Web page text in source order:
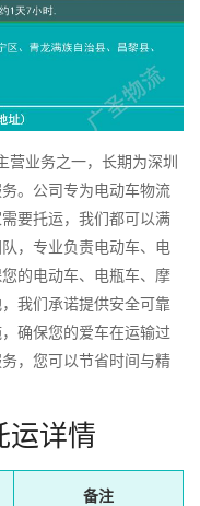
业务之一，长期为深圳
。公司专为电动车物流
要托运，我们都可以满
，专业负责电动车、电
的电动车、电瓶车、摩
我们承诺提供安全可靠
确保您的爱车在运输过
，您可以节省时间与精
运详情
备注